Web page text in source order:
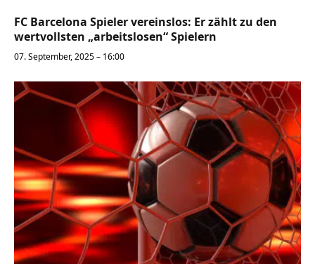
FC Barcelona Spieler vereinslos: Er zählt zu den
wertvollsten „arbeitslosen“ Spielern
07. September, 2025 – 16:00